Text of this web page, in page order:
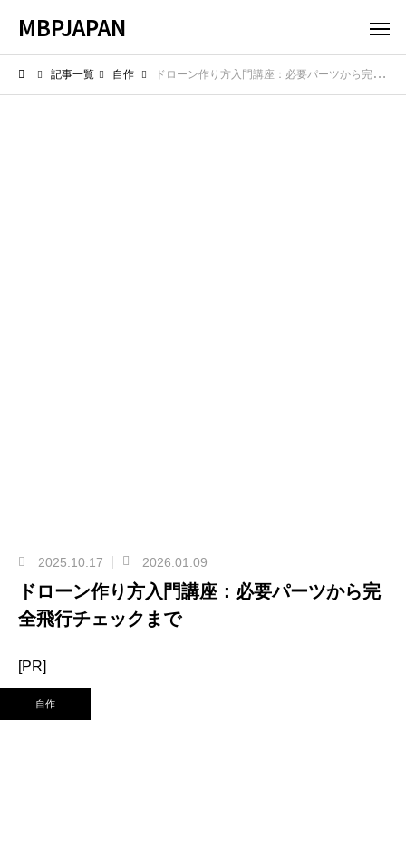
MBPJAPAN
記事一覧 自作 ドローン作り方入門講座：必要パーツから完全飛行チェックまで
2025.10.17 2026.01.09
ドローン作り方入門講座：必要パーツから完
全飛行チェックまで
[PR]
自作